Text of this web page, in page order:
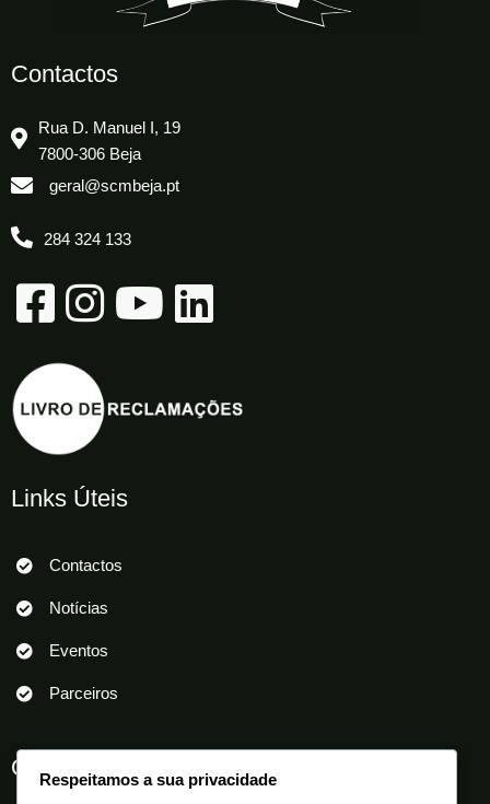
Contactos
Rua D. Manuel I, 19
7800-306 Beja
geral@scmbeja.pt
284 324 133
Links Úteis
Contactos
Notícias
Eventos
Parceiros
Outros Links
Respeitamos a sua privacidade